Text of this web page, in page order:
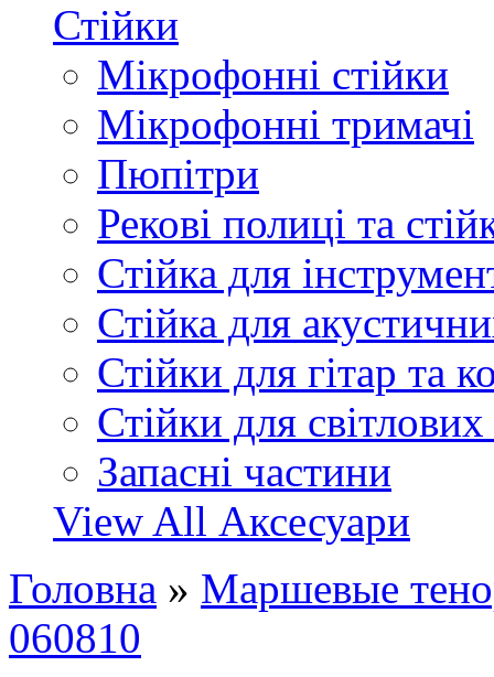
Стійки
Мікрофонні стійки
Мікрофонні тримачі
Пюпітри
Рекові полиці та
Стійка для
Стійка для
Стійки для гітар та
Стійки для
Запасні частини
View All Аксесуари
Головна » Маршевые
060810